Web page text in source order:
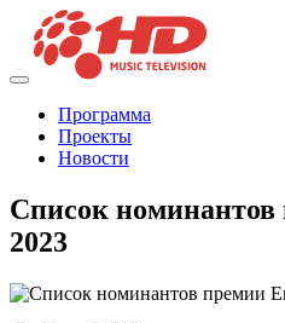
Программа
Проекты
Новости
Список
2023